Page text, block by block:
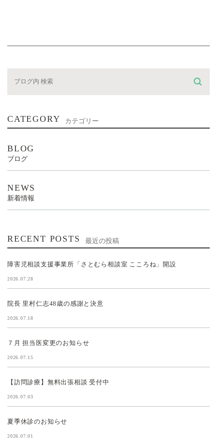
CATEGORY カテゴリー
BLOG
ブログ
NEWS
新着情報
RECENT POSTS 最近の投稿
障害児相談支援事業所「さとむら相談室 こころね」開設
2026.07.28
院長 里村仁志48歳の感謝と決意
2026.07.18
７月 担当医変更のお知らせ
2026.07.15
【訪問診療】無料出張相談 受付中
2026.07.03
夏季休診のお知らせ
2026.07.01